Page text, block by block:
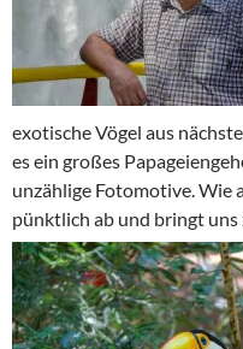
exotische Vögel aus
es ein großes
unzählige Fotomotive. Wie
pünktlich ab und bringt uns